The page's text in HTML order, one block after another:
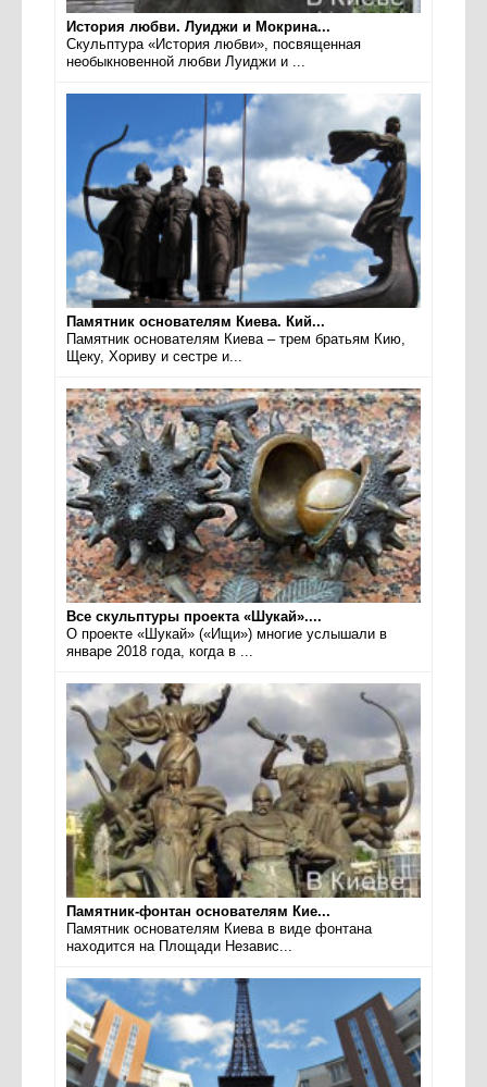
История любви. Луиджи и Мокрина...
Скульптура «История любви», посвященная
необыкновенной любви Луиджи и ...
Памятник основателям Киева. Кий...
Памятник основателям Киева – трем братьям Кию,
Щеку, Хориву и сестре и...
Все скульптуры проекта «Шукай»....
О проекте «Шукай» («Ищи») многие услышали в
январе 2018 года, когда в ...
Памятник-фонтан основателям Кие...
Памятник основателям Киева в виде фонтана
находится на Площади Независ...